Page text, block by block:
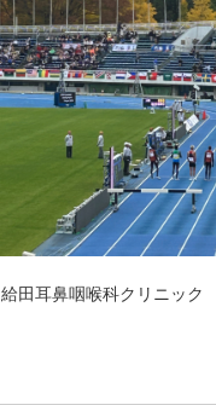
給田耳鼻咽喉科クリニック